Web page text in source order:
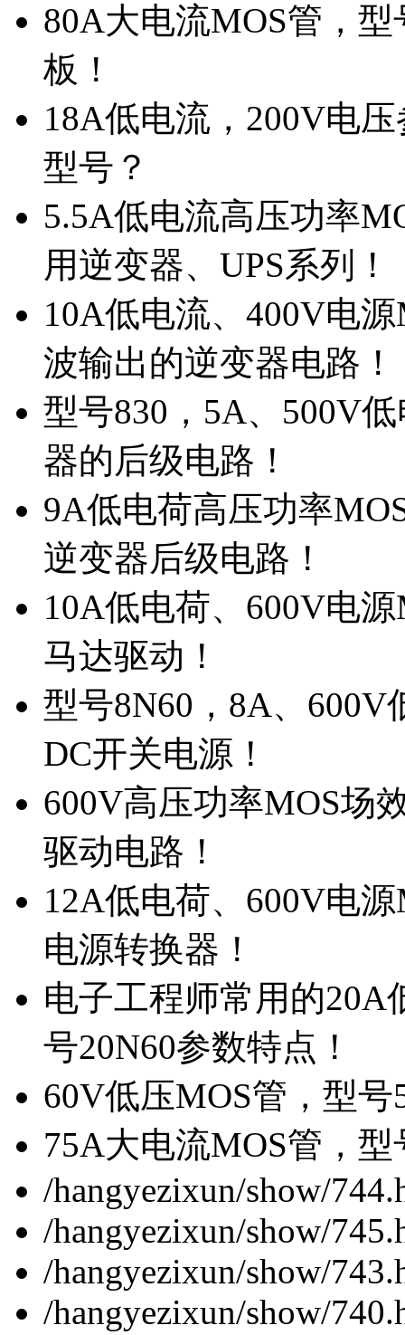
80A大电流MOS管，
板！
18A低电流，200V电
型号？
5.5A低电流高压功率
用逆变器、UPS系列！
10A低电流、400V电
波输出的逆变器电路！
型号830，5A、500V
器的后级电路！
9A低电荷高压功率
逆变器后级电路！
10A低电荷、600V电
马达驱动！
型号8N60，8A、
DC开关电源！
600V高压功率MOS场
驱动电路！
12A低电荷、600V电
电源转换器！
电子工程师常用的20A
号20N60参数特点！
60V低压MOS管，型
75A大电流MOS管，
/hangyezixun/show/
/hangyezixun/show/
/hangyezixun/show/
/hangyezixun/show/